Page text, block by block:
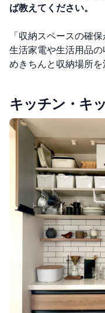
ば教えてください。
「収納スペースの確
生活家電や生活用品
めきちんと収納場所を
キッチン・キ